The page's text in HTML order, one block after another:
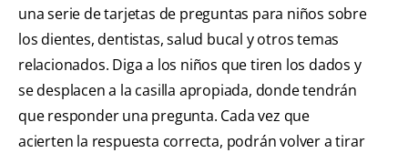
una serie de tarjetas de preguntas para niños sobre
los dientes, dentistas, salud bucal y otros temas
relacionados. Diga a los niños que tiren los dados y
se desplacen a la casilla apropiada, donde tendrán
que responder una pregunta. Cada vez que
acierten la respuesta correcta, podrán volver a tirar